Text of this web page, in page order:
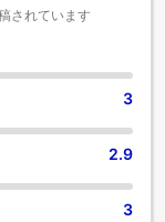
されています
3
2.9
3